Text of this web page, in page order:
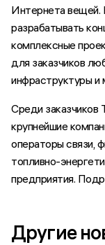
Интернета вещей.
разрабатывать
комплексные
для заказчиков
инфраструктуры и
Среди заказчиков
крупнейшие
операторы связи,
топливно-
предприятия.
Другие